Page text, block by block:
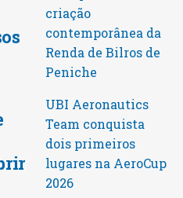
criação
contemporânea da
Renda de Bilros de
Peniche
UBI Aeronautics
Team conquista
dois primeiros
lugares na AeroCup
2026